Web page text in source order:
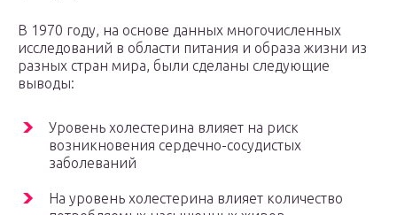
В 1970 году, на основе данных многочисленных
исследований в области питания и образа жизни из
разных стран мира, были сделаны следующие
выводы:
Уровень холестерина влияет на риск
возникновения сердечно-сосудистых
заболеваний
На уровень холестерина влияет количество